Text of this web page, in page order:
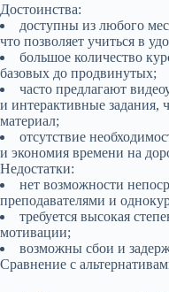
Достоинства:
доступны из любого
что позволяет учиться в
большое количество
базовых до продвинутых;
часто предлагают
и интерактивные задания,
материал;
отсутствие
и экономия времени на
Недостатки:
нет возможности
преподавателями и
требуется высокая
мотивации;
возможны сбои и
Сравнение с